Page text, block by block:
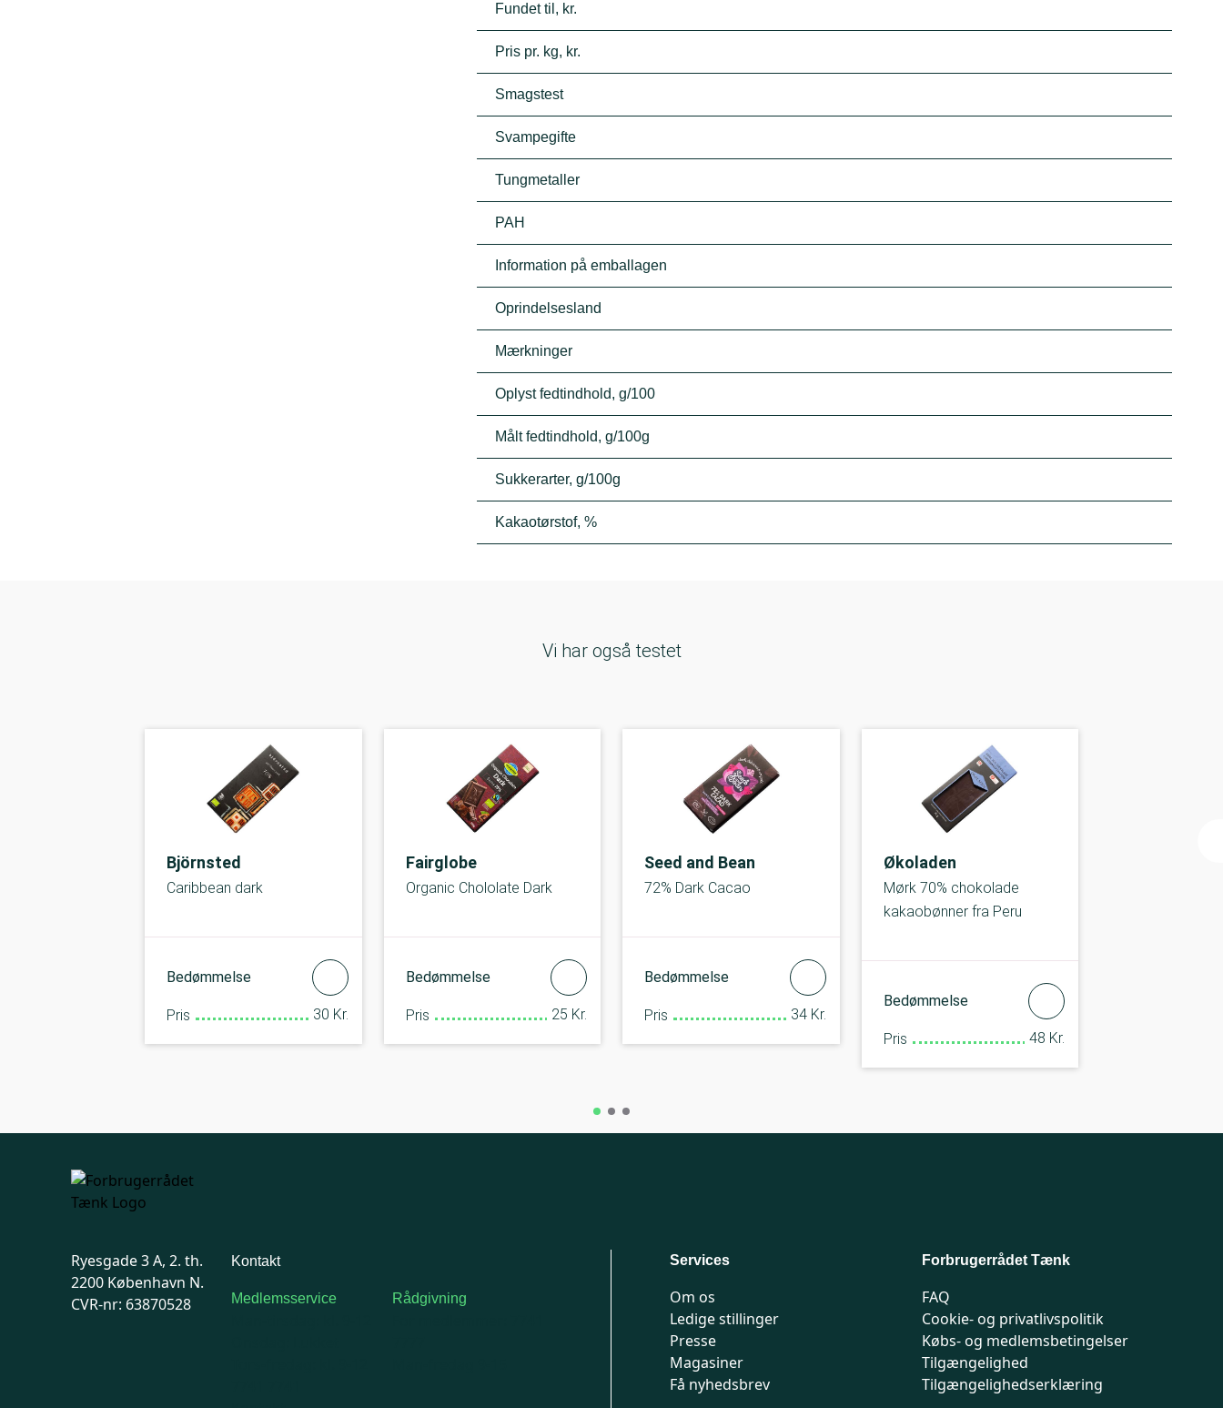
Fundet til, kr.
Pris pr. kg, kr.
Smagstest
Svampegifte
Tungmetaller
PAH
Information på emballagen
Oprindelsesland
Mærkninger
Oplyst fedtindhold, g/100
Målt fedtindhold, g/100g
Sukkerarter, g/100g
Kakaotørstof, %
Vi har også testet
Björnsted
Caribbean dark
Bedømmelse
Pris 30 Kr.
Fairglobe
Organic Chololate Dark
Bedømmelse
Pris 25 Kr.
Seed and Bean
72% Dark Cacao
Bedømmelse
Pris 34 Kr.
Økoladen
Mørk 70% chokolade
kakaobønner fra Peru
Bedømmelse
Pris 48 Kr.
Ryesgade 3 A, 2. th.
2200 København N.
CVR-nr: 63870528
Kontakt
Medlemsservice Rådgivning
Services
Om os
Ledige stillinger
Presse
Magasiner
Få nyhedsbrev
Forbrugerrådet Tænk
FAQ
Cookie- og privatlivspolitik
Købs- og medlemsbetingelser
Tilgængelighed
Tilgængelighedserklæring